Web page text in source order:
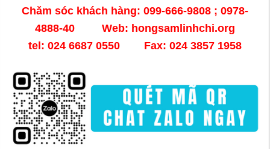
Chăm sóc khách hàng: 099-666-9808 ; 0978-
4888-40 Web: hongsamlinhchi.org
tel: 024 6687 0550 Fax: 024 3857 1958